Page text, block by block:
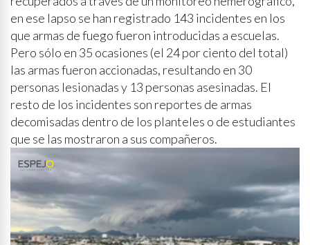
en ese lapso se han registrado 143 incidentes en los
que armas de fuego fueron introducidas a escuelas.
Pero sólo en 35 ocasiones (el 24 por ciento del total)
las armas fueron accionadas, resultando en 30
personas lesionadas y 13 personas asesinadas. El
resto de los incidentes son reportes de armas
decomisadas dentro de los planteles o de estudiantes
que se las mostraron a sus compañeros.